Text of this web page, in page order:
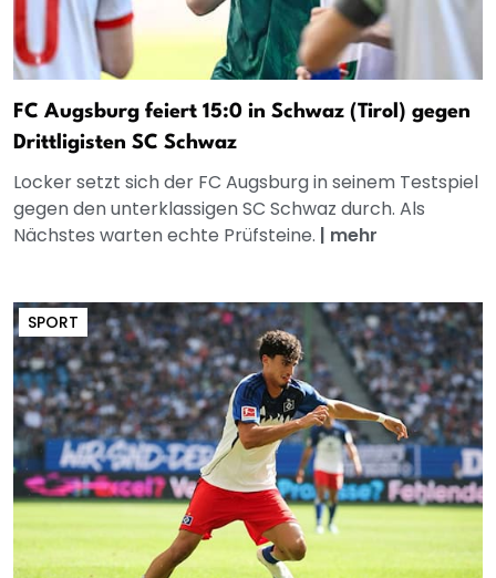
FC Augsburg feiert 15:0 in Schwaz (Tirol) gegen
Drittligisten SC Schwaz
Locker setzt sich der FC Augsburg in seinem Testspiel
gegen den unterklassigen SC Schwaz durch. Als
Nächstes warten echte Prüfsteine. | mehr
SPORT